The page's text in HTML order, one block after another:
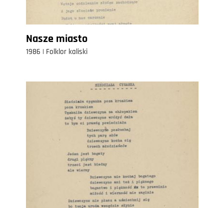
Nasze miasto
1986 | Folklor kaliski